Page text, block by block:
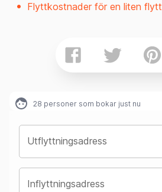
Flyttkostnader för en liten flytt
28 personer som bokar just nu
Utflyttningsadress
Inflyttningsadress